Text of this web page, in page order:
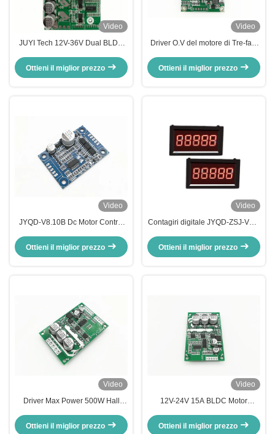
Video
JUYI Tech 12V-36V Dual BLDC
BLDC con funzione freno e
controllo PWM
Ottieni il miglior prezzo
Video
Driver O.V del motore di Tre-fasi
6.5E/frequenza 1-20KHZ di L.V
Protection PWM
Ottieni il miglior prezzo
Video
JYQD-V8.10B Dc Motor Control
Driver Board
Ottieni il miglior prezzo
Video
Contagiri digitale JYQD-ZSJ-V2.3
giri con segnale a impulsi da 5V |
Ottieni il miglior prezzo
Video
Driver Max Power 500W Hall
motore di JUYI JYQD-V7.3E2
Ottieni il miglior prezzo
Video
12V-24V 15A BLDC Motor
il motore BLDC senza sensore
Ottieni il miglior prezzo